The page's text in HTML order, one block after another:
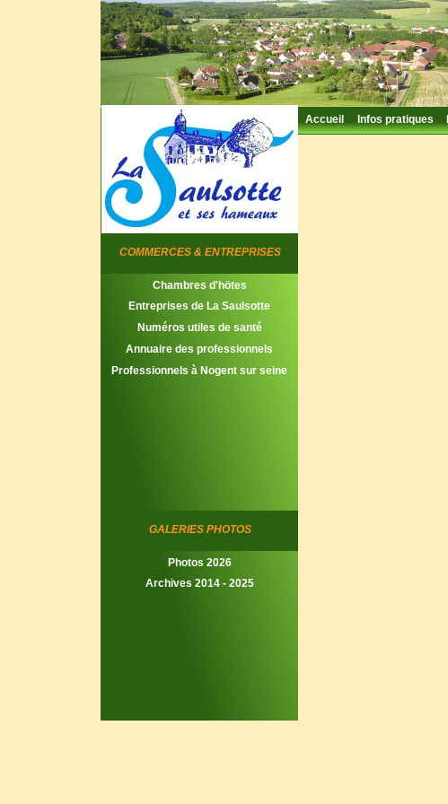
Photos 2026
Archives 2014 - 2025
Chambres d'hötes
Entreprises de La Saulsotte
Numéros utiles de santé
Annuaire des professionnels
Professionnels à Nogent sur seine
COMMERCES & ENTREPRISES
GALERIES PHOTOS
Accueil Infos pratiques